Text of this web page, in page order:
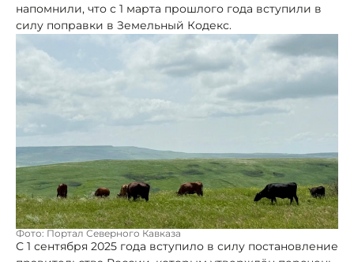
напомнили, что с 1 марта прошлого года вступили в
силу поправки в Земельный Кодекс.
Фото: Портал Северного Кавказа
С 1 сентября 2025 года вступило в силу постановление